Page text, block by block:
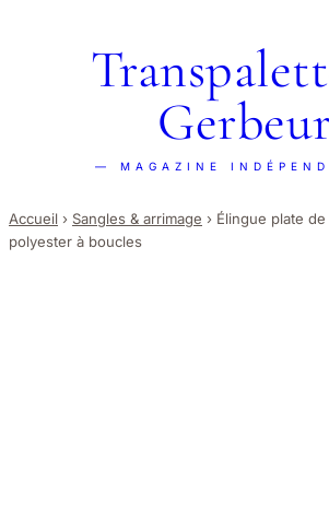
Gerbeur
— MAGAZINE
Accueil › Sangles & arrimage › Élingue plate
polyester à boucles